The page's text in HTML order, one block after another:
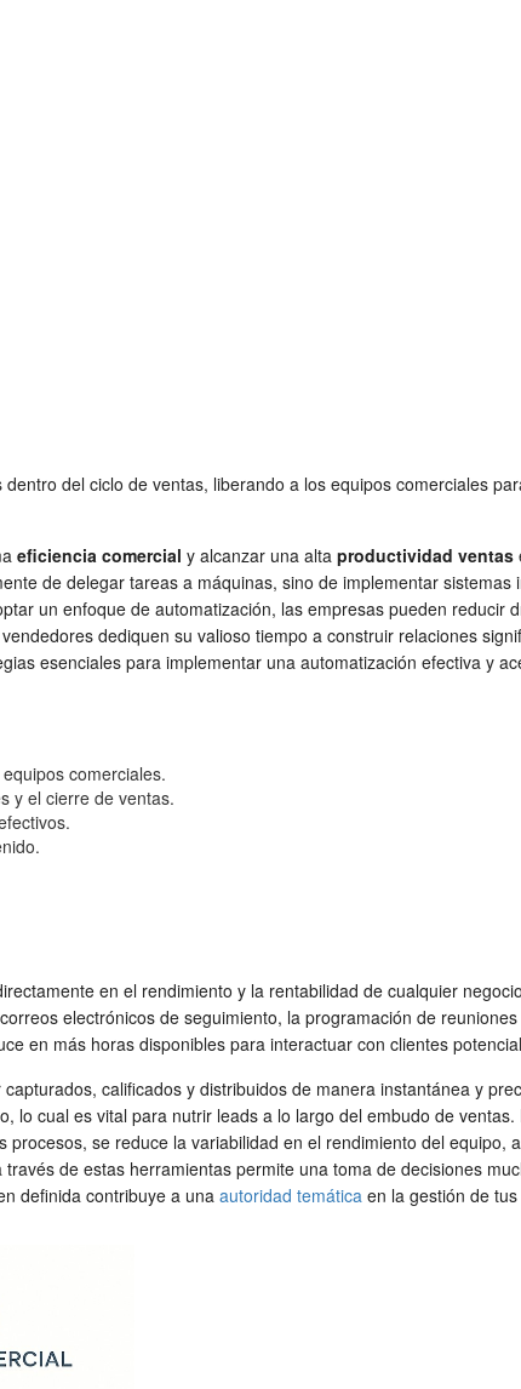
del ciclo de ventas, liberando a los equipos comerciales
eficiencia comercial y alcanzar una alta productividad ventas
de delegar tareas a máquinas, sino de implementar sistemas
un enfoque de automatización, las empresas pueden reducir
dediquen su valioso tiempo a construir relaciones
esenciales para implementar una automatización efectiva y
comerciales.
y el cierre de ventas.
en el rendimiento y la rentabilidad de cualquier
electrónicos de seguimiento, la programación de
en más horas disponibles para interactuar con clientes
calificados y distribuidos de manera instantánea y
cual es vital para nutrir leads a lo largo del embudo de
se reduce la variabilidad en el rendimiento del equipo,
de estas herramientas permite una toma de decisiones
definida contribuye a una autoridad temática en la gestión de